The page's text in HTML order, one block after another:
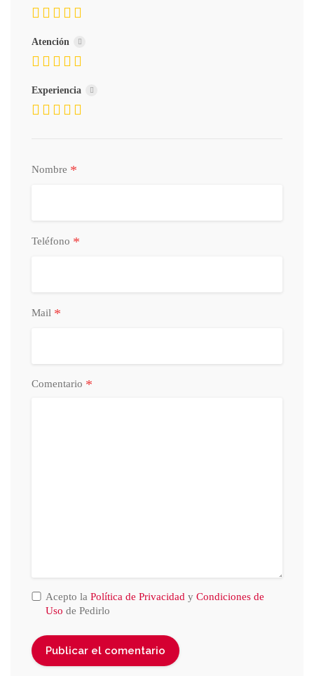
Atención
Experiencia
Nombre *
Teléfono *
Mail *
Comentario *
Acepto la Política de Privacidad y Condiciones de
Uso de Pedirlo